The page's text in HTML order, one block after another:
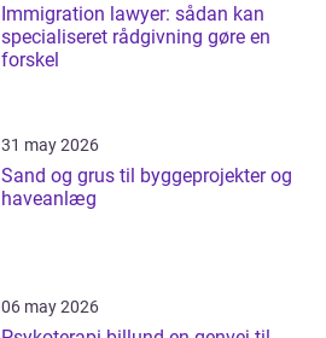
Immigration lawyer: sådan kan
specialiseret rådgivning gøre en
forskel
31 may 2026
Sand og grus til byggeprojekter og
haveanlæg
06 may 2026